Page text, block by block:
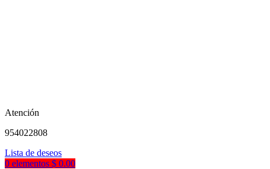
Atención
954022808
Lista de deseos
0 elementos $ 0.00